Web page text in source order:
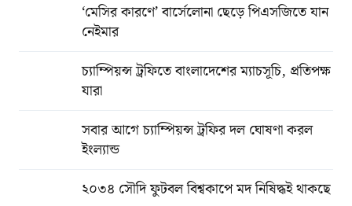
‘মেসির কারণে’ বার্সেলোনা ছেড়ে পিএসজিতে যান
নেইমার
চ্যাম্পিয়ন্স ট্রফিতে বাংলাদেশের ম্যাচসূচি, প্রতিপক্ষ
যারা
সবার আগে চ্যাম্পিয়ন্স ট্রফির দল ঘোষণা করল
ইংল্যান্ড
২০৩৪ সৌদি ফুটবল বিশ্বকাপে মদ নিষিদ্ধই থাকছে